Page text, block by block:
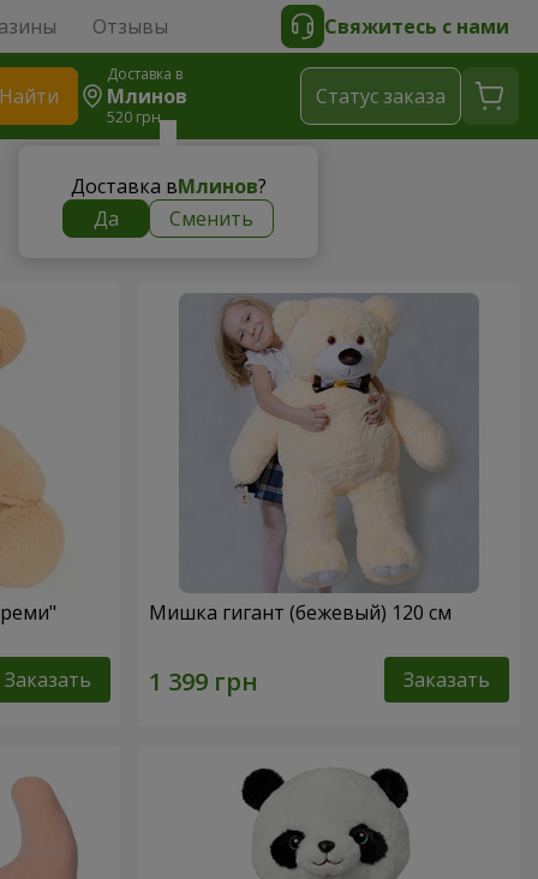
Отзывы Свяжитесь с нами
Найти
Доставка в
Млинов
520 грн
Доставка вМлинов?
Да
Сменить
Cтатус заказа
Заказать
Мишка гигант (бежевый) 120 см
Заказать